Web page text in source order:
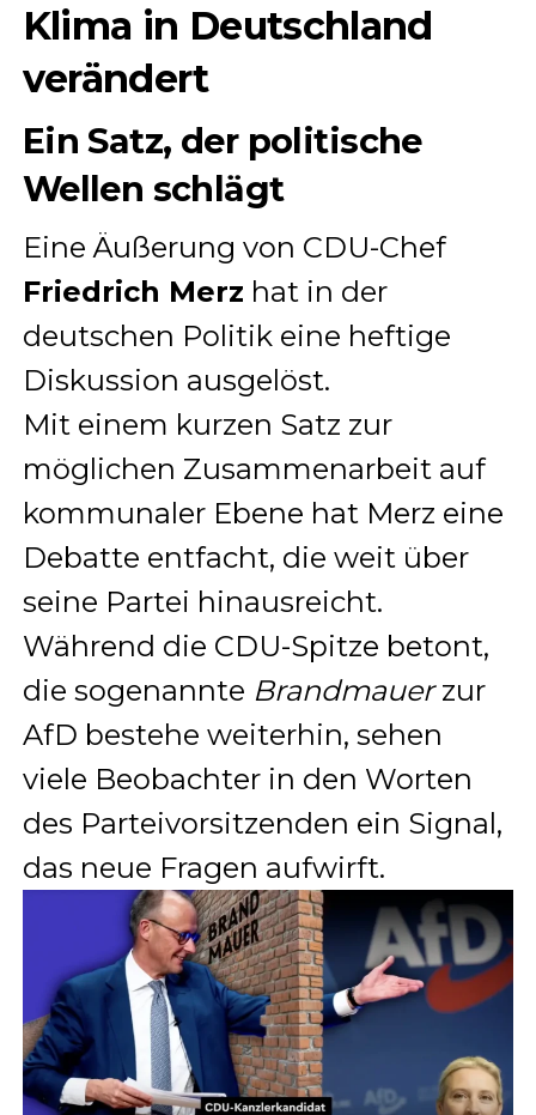
Klima in Deutschland
verändert
Ein Satz, der politische
Wellen schlägt
Eine Äußerung von CDU-Chef
Friedrich Merz hat in der
deutschen Politik eine heftige
Diskussion ausgelöst.
Mit einem kurzen Satz zur
möglichen Zusammenarbeit auf
kommunaler Ebene hat Merz eine
Debatte entfacht, die weit über
seine Partei hinausreicht.
Während die CDU-Spitze betont,
die sogenannte Brandmauerzur
AfD bestehe weiterhin, sehen
viele Beobachter in den Worten
des Parteivorsitzenden ein Signal,
das neue Fragen aufwirft.